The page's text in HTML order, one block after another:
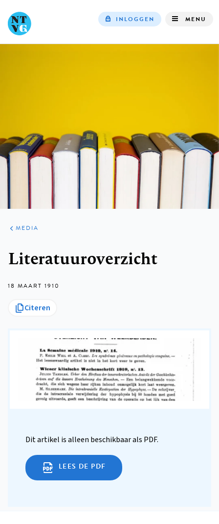
INLOGGEN MENU
ARTIKELEN
VARIA
MEDIA
Literatuuroverzicht
18 MAART 1910
Citeren
Dit artikel is alleen beschikbaar als PDF.
LEES DE PDF